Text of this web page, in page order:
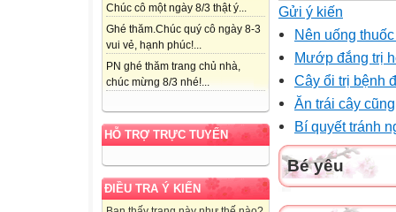
Chúc cô một ngày 8/3 thật ý...
Ghé thăm.Chúc quý cô ngày 8-3
vui vẻ, hạnh phúc!...
PN ghé thăm trang chủ nhà,
chúc mừng 8/3 nhé!...
HỖ TRỢ TRỰC TUYẾN
ĐIỀU TRA Ý KIẾN
Gửi ý kiến
Nên uống
Mướp đắng trị
Cây ổi trị bệnh
Ăn trái cây
Bí quyết tránh
Bé yêu